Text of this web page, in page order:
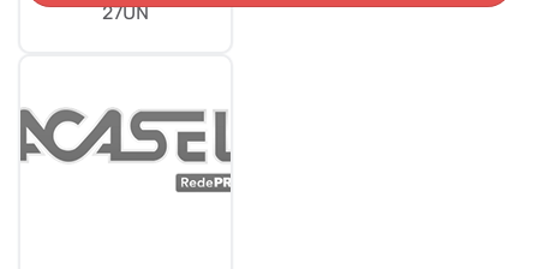
27UN